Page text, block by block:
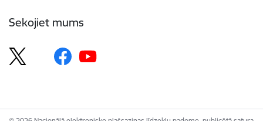
Sekojiet mums